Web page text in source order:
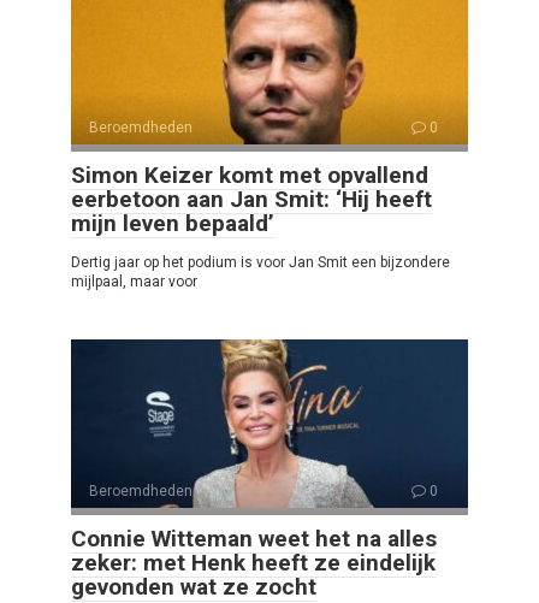
Beroemdheden 0
Simon Keizer komt met opvallend
eerbetoon aan Jan Smit: ‘Hij heeft
mijn leven bepaald’
Dertig jaar op het podium is voor Jan Smit een bijzondere
mijlpaal, maar voor
Beroemdheden 0
Connie Witteman weet het na alles
zeker: met Henk heeft ze eindelijk
gevonden wat ze zocht